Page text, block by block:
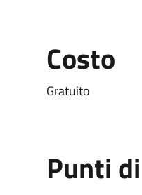
Costo
Gratuito
Punti